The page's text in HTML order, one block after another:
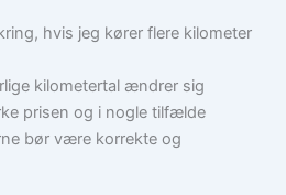
hvis jeg kører flere kilometer
kilometertal ændrer sig
prisen og i nogle tilfælde
bør være korrekte og